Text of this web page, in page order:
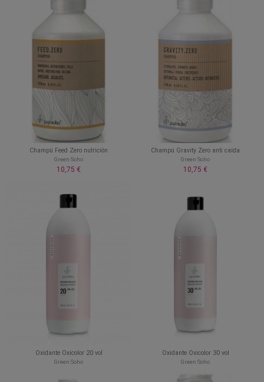
Champú Feed Zero nutrición
Green Soho
10,75 €
Champú Gravity Zero anti caída
Green Soho
10,75 €
Oxidante Oxicolor 20 vol
Green Soho
Oxidante Oxicolor 30 vol
Green Soho